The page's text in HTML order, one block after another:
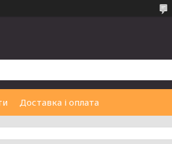
Доставка і оплата